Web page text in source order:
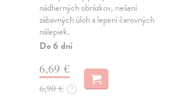
nádherných obrázkov, riešení
zábavných úloh a lepení čarovných
nálepiek.
Do 6 dní
6,69 €
6,90 € ?